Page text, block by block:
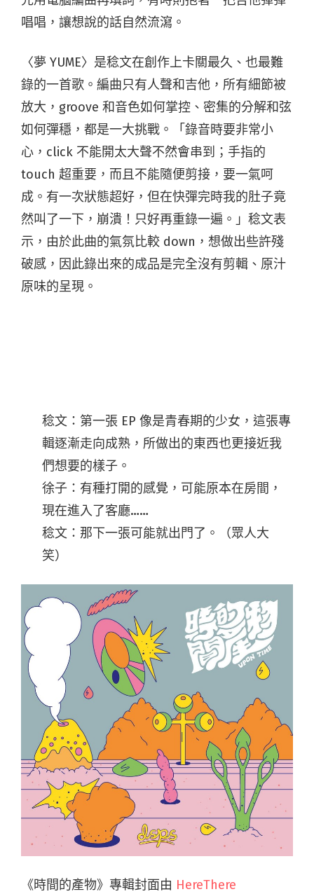
唱唱，讓想說的話自然流瀉。
〈夢 YUME〉是稔文在創作上卡關最久、也最難
錄的一首歌。編曲只有人聲和吉他，所有細節被
放大，groove 和音色如何掌控、密集的分解和弦
如何彈穩，都是一大挑戰。「錄音時要非常小
心，click 不能開太大聲不然會串到；手指的
touch 超重要，而且不能隨便剪接，要一氣呵
成。有一次狀態超好，但在快彈完時我的肚子竟
然叫了一下，崩潰！只好再重錄一遍。」稔文表
示，由於此曲的氣氛比較 down，想做出些許殘
破感，因此錄出來的成品是完全沒有剪輯、原汁
原味的呈現。
稔文：第一張 EP 像是青春期的少女，這張專
輯逐漸走向成熟，所做出的東西也更接近我
們想要的樣子。
徐子：有種打開的感覺，可能原本在房間，
現在進入了客廳……
稔文：那下一張可能就出門了。（眾人大
笑）
《時間的產物》專輯封面由 HereThere